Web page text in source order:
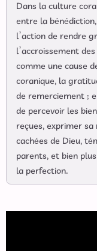
Dans la culture
entre la
l’action de rendre
l’accroissement
comme une cause
coranique, la
de remerciement ;
de percevoir les
reçues, exprimer
cachées de Dieu,
parents, et bien
la perfection.